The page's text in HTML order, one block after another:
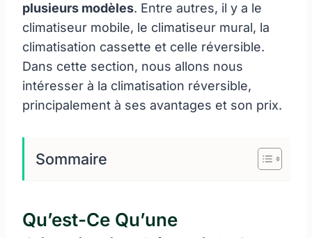
plusieurs modèles. Entre autres, il y a le
climatiseur mobile, le climatiseur mural, la
climatisation cassette et celle réversible.
Dans cette section, nous allons nous
intéresser à la climatisation réversible,
principalement à ses avantages et son prix.
Sommaire
Qu’est-Ce Qu’une